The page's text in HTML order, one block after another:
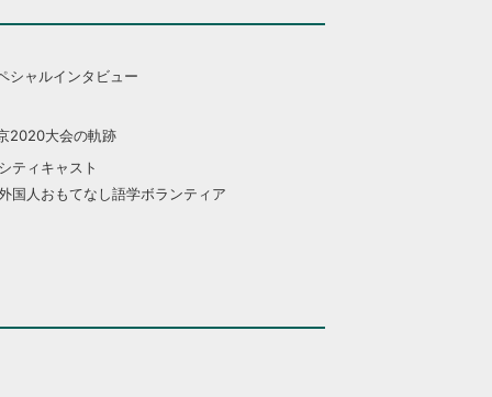
シャルインタビュー
2020大会の軌跡
シティキャスト
国人おもてなし語学ボランティア